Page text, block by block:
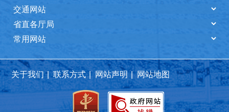
关于我们 | 联系方式 | 网站声明 | 网站地图